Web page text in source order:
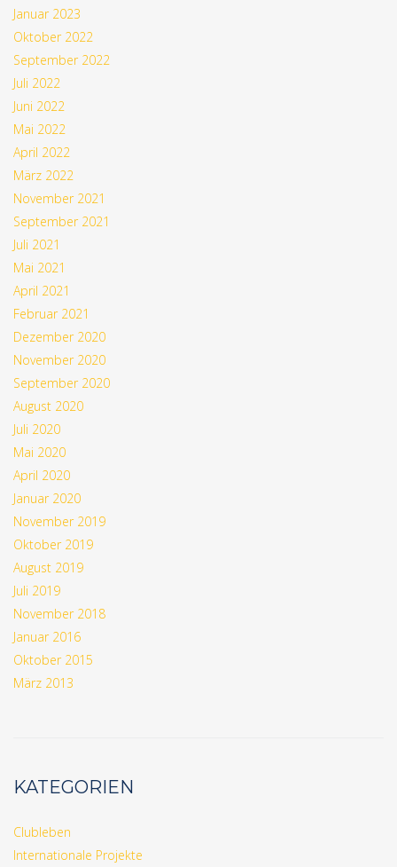
Januar 2023
Oktober 2022
September 2022
Juli 2022
Juni 2022
Mai 2022
April 2022
März 2022
November 2021
September 2021
Juli 2021
Mai 2021
April 2021
Februar 2021
Dezember 2020
November 2020
September 2020
August 2020
Juli 2020
Mai 2020
April 2020
Januar 2020
November 2019
Oktober 2019
August 2019
Juli 2019
November 2018
Januar 2016
Oktober 2015
März 2013
KATEGORIEN
Clubleben
Internationale Projekte